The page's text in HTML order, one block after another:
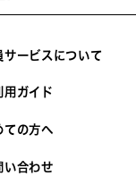
サービスについて
用ガイド
ての方へ
い合わせ